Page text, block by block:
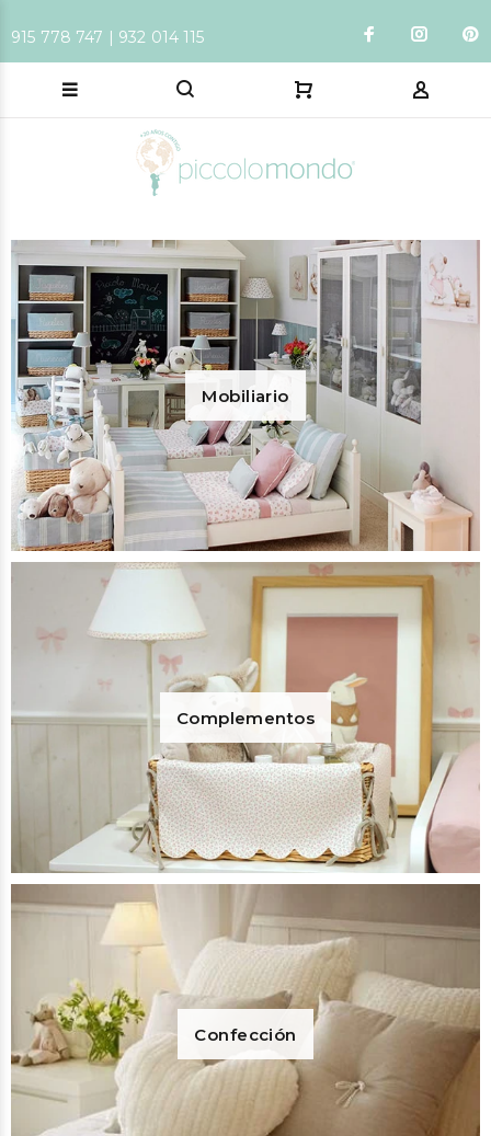
915 778 747 | 932 014 115
Mobiliario
Complementos
Confección